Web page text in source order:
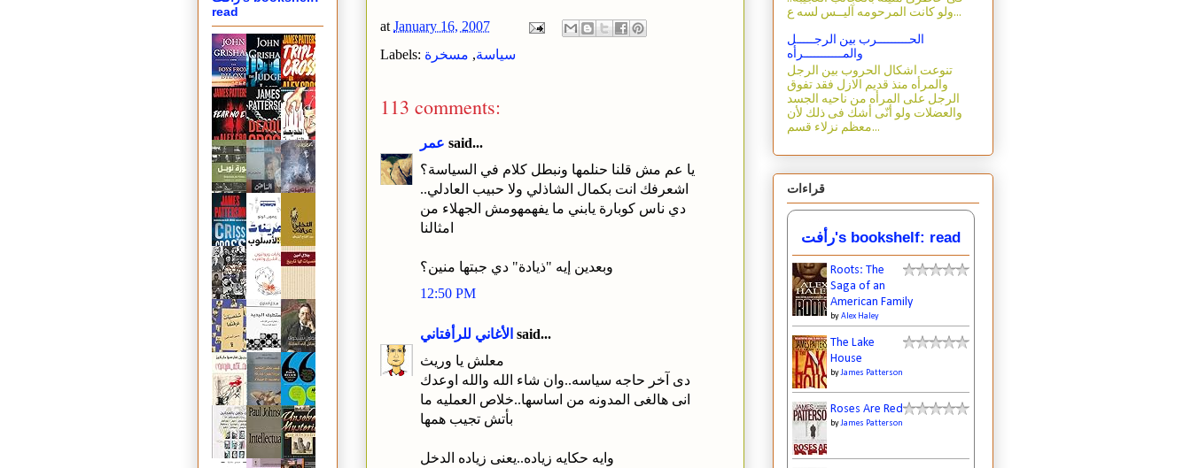
at January 16, 2007
Labels:
سياسة, مسخرة
113 comments:
عمر said...
يا عم مش قلنا حنلمها ونبطل كلام في السياسة؟
اشعرفك انت بكمال الشاذلي ولا حبيب العادلي..
دي ناس كوبارة يابني ما يفهمهومش الجهلاء من
امثالنا
وبعدين إيه "ذيادة" دي جبتها منين؟
12:50 PM
الأغاني للرأفتاني said...
معلش يا وريث
دى آخر حاجه سياسه..وان شاء الله والله اوعدك
انى هالغى المدونه من اساسها..خلاص العمليه ما
بأتش تجيب همها
وايه حكايه زياده..يعنى زياده الدخل
read
ولو كانت المرحومه آليــس لسه ع...
الحـــــــــرب بين الرجـــــل
والمـــــــــــرأه
تنوعت اشكال الحروب بين الرجل
والمرأه منذ قديم الازل فقد تفوق
الرجل على المرأه من ناحيه الجسد
والعضلات ولو أنّى أشك فى ذلك لأن
معظم نزلاء قسم...
قراءات
رأفت's bookshelf: read
Roots: The
Saga of an
American Family
byAlex Haley
The Lake
House
byJames Patterson
Roses Are Red
byJames Patterson